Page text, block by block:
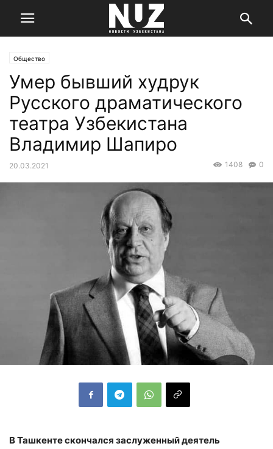
Общество
Умер бывший худрук
Русского драматического
театра Узбекистана
Владимир Шапиро
20.03.2021 0
1408
В Ташкенте скончался заслуженный деятель